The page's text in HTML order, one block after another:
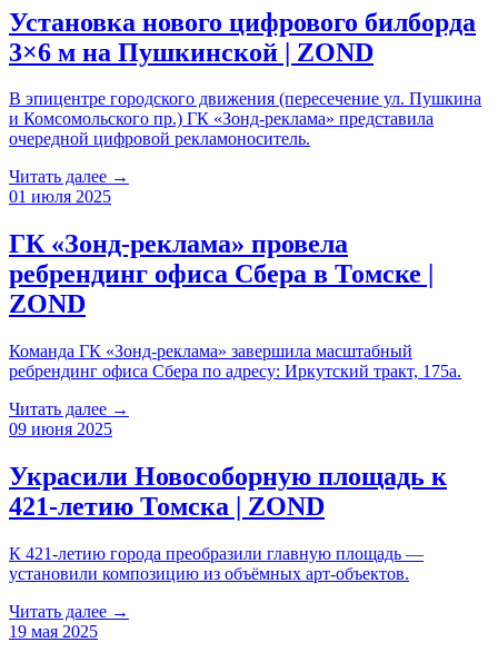
Установка нового цифрового билборда
3×6 м на Пушкинской | ZOND
В эпицентре городского движения (пересечение ул. Пушкина
и Комсомольского пр.) ГК «Зонд-реклама» представила
очередной цифровой рекламоноситель.
Читать далее →
01 июля 2025
ГК «Зонд-реклама» провела
ребрендинг офиса Сбера в Томске |
ZOND
Команда ГК «Зонд-реклама» завершила масштабный
ребрендинг офиса Сбера по адресу: Иркутский тракт, 175а.
Читать далее →
09 июня 2025
Украсили Новособорную площадь к
421-летию Томска | ZOND
К 421-летию города преобразили главную площадь —
установили композицию из объёмных арт-объектов.
Читать далее →
19 мая 2025